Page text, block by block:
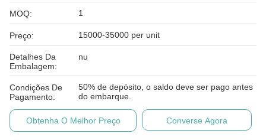
MOQ: 1
Preço: 15000-35000 per unit
Detalhes Da
Embalagem:
nu
Condições De
Pagamento:
50% de depósito, o saldo deve ser pago antes
do embarque.
Obtenha O Melhor Preço Converse Agora